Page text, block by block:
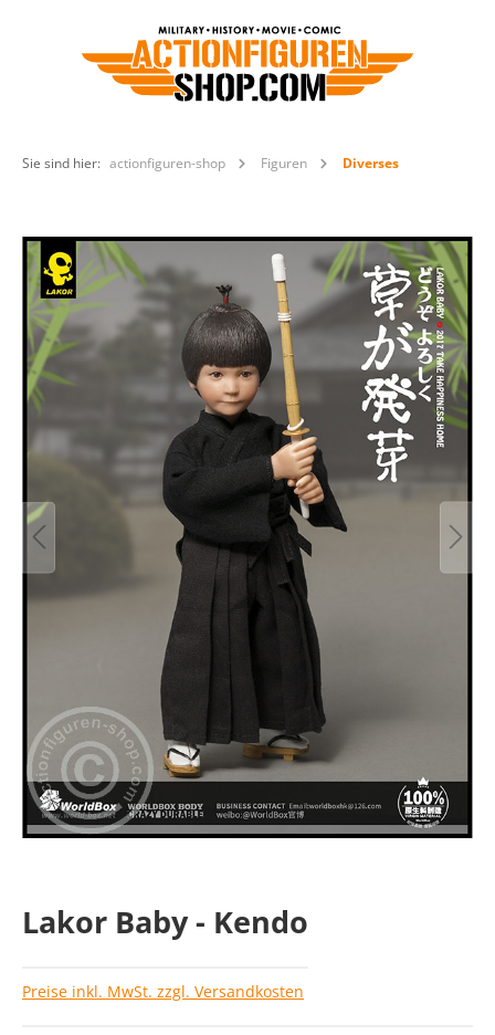
Sie sind hier: actionfiguren-shop Figuren Diverses
Lakor Baby - Kendo
Preise inkl. MwSt. zzgl. Versandkosten